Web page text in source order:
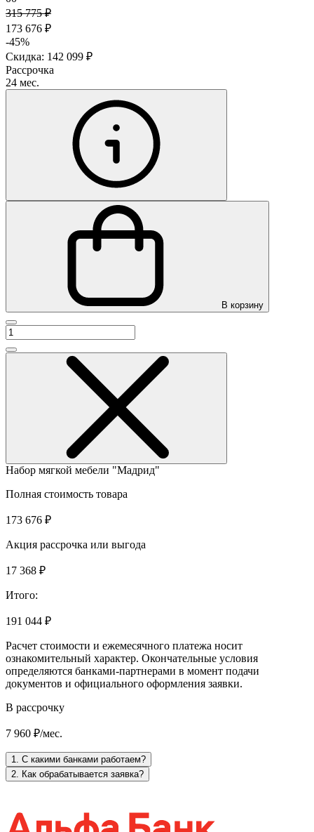
315 775 ₽
173 676 ₽
-45%
Скидка: 142 099 ₽
Рассрочка
24 мес.
В корзину
Набор мягкой мебели "Мадрид"
Полная стоимость товара
173 676 ₽
Акция рассрочка или выгода
17 368 ₽
Итого:
191 044 ₽
Расчет стоимости и ежемесячного платежа носит
ознакомительный характер. Окончательные условия
определяются банками-партнерами в момент подачи
документов и официального оформления заявки.
В рассрочку
7 960 ₽/мес.
1. С какими банками работаем?
2. Как обрабатывается заявка?